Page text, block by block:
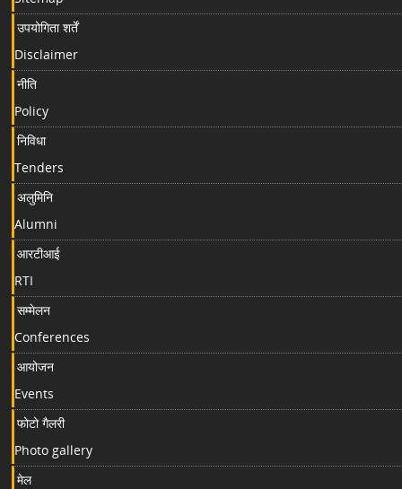
उपयोगिता शर्तें
Disclaimer
नीति
Policy
निविधा
Tenders
अलुमिनि
Alumni
आरटीआई
RTI
सम्मेलन
Conferences
आयोजन
Events
फोटो गैलरी
Photo gallery
मेल